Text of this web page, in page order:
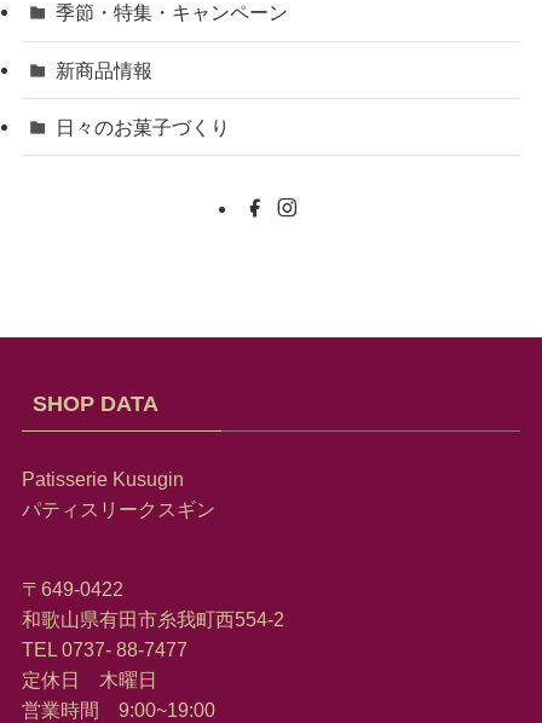
季節・特集・キャンペーン
新商品情報
日々のお菓子づくり
SHOP DATA
Patisserie Kusugin
パティスリークスギン
〒649-0422
和歌山県有田市糸我町西554-2
TEL 0737- 88-7477
定休日 木曜日
営業時間 9:00~19:00